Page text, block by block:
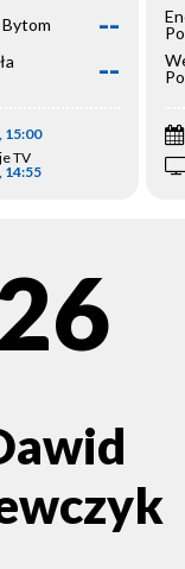
Bytom --
--
15:00
TV
14:55